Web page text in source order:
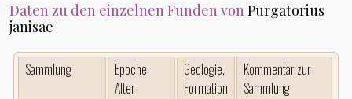
Daten zu den einzelnen Funden vonPurgatorius
janisae
Sammlung
Epoche,
Alter
Geologie,
Formation
Kommentar zur
Sammlung